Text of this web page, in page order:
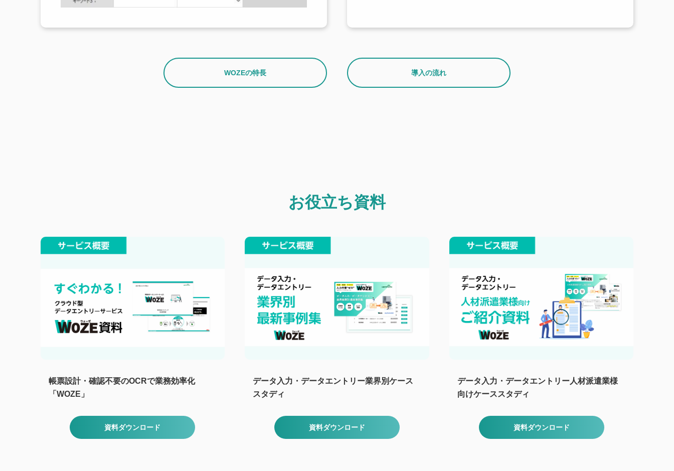
WOZEの特長 導入の流れ
お役立ち資料
帳票設計・確認不要のOCRで業務効率化
「WOZE」
資料ダウンロード
データ入力・データエントリー業界別ケース
スタディ
資料ダウンロード
データ入力・データエントリー人材派遣業様
向けケーススタディ
資料ダウンロード